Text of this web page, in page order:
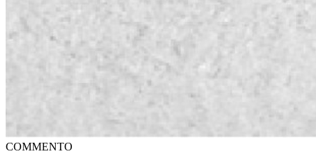
COMMENTO